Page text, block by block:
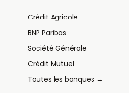
Crédit Agricole
BNP Paribas
Société Générale
Crédit Mutuel
Toutes les banques →